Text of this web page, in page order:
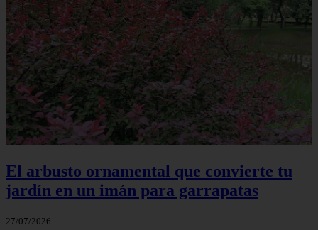
El arbusto ornamental que convierte tu
jardín en un imán para garrapatas
27/07/2026